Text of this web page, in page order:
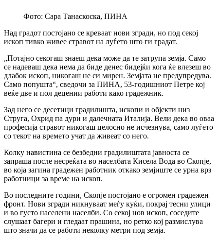
Фото: Сара Танаскоска, ПИНА
Над градот постојано се креваат нови згради, но под секој
ископ тивко живее стравот на луѓето што ги градат.
„Потајно секогаш знаеш дека може да те затрупа земја. Само
се надеваш дека нема да биде денес бидејќи кога ќе влезеш во
длабок ископ, никогаш не си мирен. Земјата не предупредува.
Само попушта“, сведочи за ПИНА, 53-годишниот Петре кој
веќе две и пол децении работи како градежник.
Зад него се десетици градилишта, ископи и објекти низ
Струга, Охрид па дури и далечната Италија. Вели дека во оваа
професија стравот никогаш целосно не исчезнува, само луѓето
со текот на времето учат да живеат со него.
Колку навистина се безбедни градилиштата јавноста се
запраша после несреќата во населбата Кисела Вода во Скопје,
во која загина градежен работник откако земјиште се урна врз
работници за време на ископ.
Во последните години, Скопје постојано е огромен градежен
фронт. Нови згради никнуваат меѓу куќи, покрај тесни улици
и во густо населени населби. Со секој нов ископ, соседите
слушаат багери и гледаат прашина, но ретко кој размислува
што значи да се работи неколку метри под земја.